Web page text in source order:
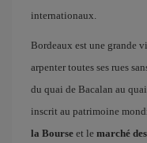
internationaux.
Bordeaux est une grande
arpenter toutes ses rues
du quai de Bacalan au
inscrit au patrimoine
la Bourse et le marché